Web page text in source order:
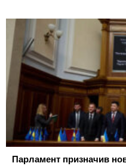
Парламент призначив